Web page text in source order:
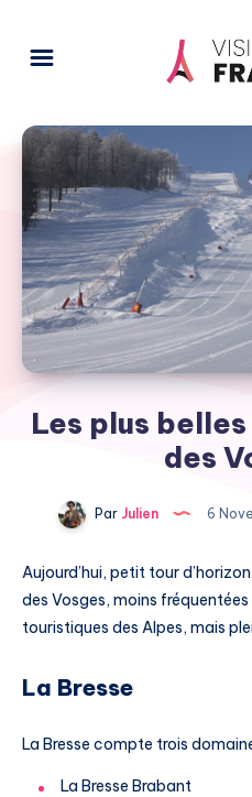
Les plus
des
Par Julien 6
Aujourd’hui, petit tour
des Vosges, moins
touristiques des Alpes, mais
La Bresse
La Bresse compte trois
La Bresse Brabant